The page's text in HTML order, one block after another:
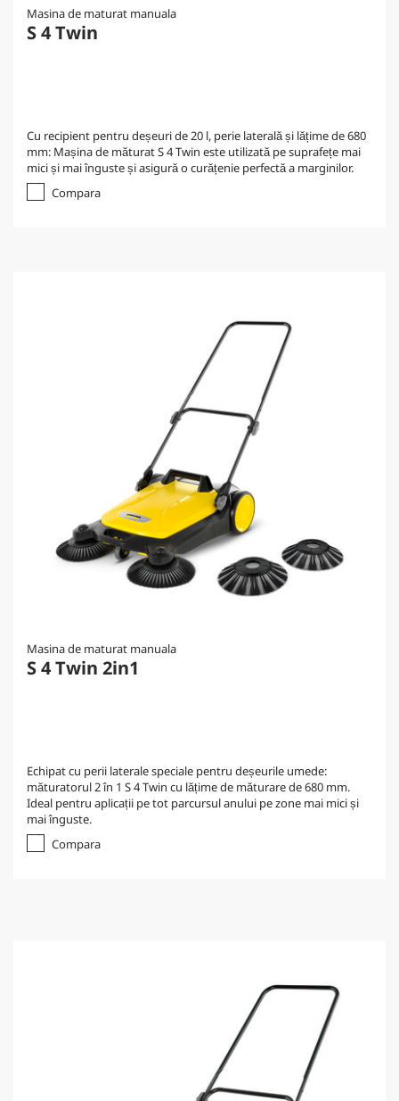
Masina de maturat manuala
S 4 Twin
Cu recipient pentru deșeuri de 20 l, perie laterală și lățime de 680
mm: Mașina de măturat S 4 Twin este utilizată pe suprafețe mai
mici și mai înguste și asigură o curățenie perfectă a marginilor.
Compara
Masina de maturat manuala
S 4 Twin 2in1
Echipat cu perii laterale speciale pentru deșeurile umede:
măturatorul 2 în 1 S 4 Twin cu lățime de măturare de 680 mm.
Ideal pentru aplicații pe tot parcursul anului pe zone mai mici și
mai înguste.
Compara